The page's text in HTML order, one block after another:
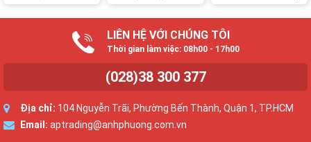
LIÊN HỆ VỚI CHÚNG TÔI
Thời gian làm việc: 08h00 - 17h00
(028)38 300 377
Địa chỉ: 104 Nguyễn Trãi, Phường Bến Thành, Quận 1, TP.HCM
Email: aptrading@anhphuong.com.vn